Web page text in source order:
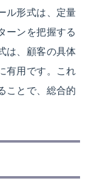
ル形式は、定量
ーンを把握する
は、顧客の具体
有用です。これ
ことで、総合的